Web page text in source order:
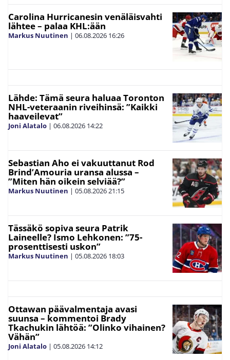
Carolina Hurricanesin venäläisvahti
lähtee – palaa KHL:ään
Markus Nuutinen | 06.08.2026 16:26
Lähde: Tämä seura haluaa Toronton
NHL-veteraanin riveihinsä: ”Kaikki
haaveilevat”
Joni Alatalo | 06.08.2026 14:22
Sebastian Aho ei vakuuttanut Rod
Brind’Amouria uransa alussa –
”Miten hän oikein selviää?”
Markus Nuutinen | 05.08.202621:15
Tässäkö sopiva seura Patrik
Laineelle? Ismo Lehkonen: ”75-
prosenttisesti uskon”
Markus Nuutinen | 05.08.2026 18:03
Ottawan päävalmentaja avasi
suunsa – kommentoi Brady
Tkachukin lähtöä: ”Olinko vihainen?
Vähän”
Joni Alatalo | 05.08.2026 14:12